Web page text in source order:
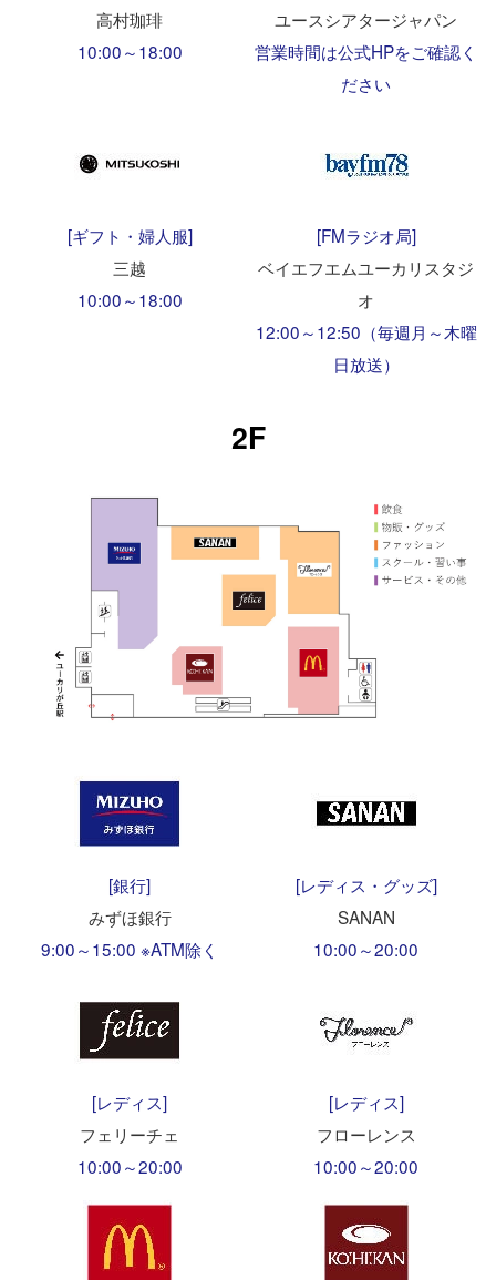
高村珈琲
10:00～18:00
ユースシアタージャパン
営業時間は公式HPをご確認く
ださい
[ギフト・婦人服]
三越
10:00～18:00
[FMラジオ局]
ベイエフエムユーカリスタジ
オ
12:00～12:50（毎週月～木曜
日放送）
2F
[銀行]
みずほ銀行
9:00～15:00 ※ATM除く
[レディス・グッズ]
SANAN
10:00～20:00
[レディス]
フェリーチェ
10:00～20:00
[レディス]
フローレンス
10:00～20:00